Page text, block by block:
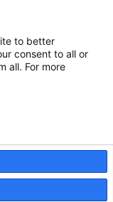
reserved.
to better
consent to all or
all. For more